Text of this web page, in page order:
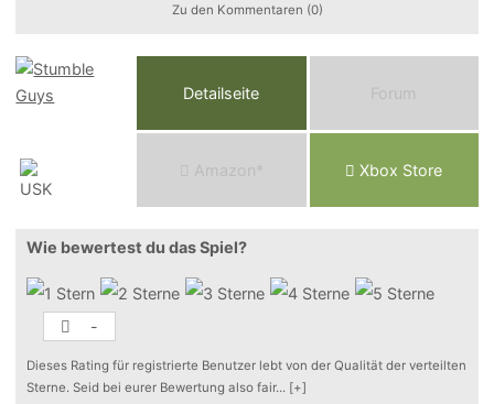
Zu den Kommentaren (0)
Detailseite Forum
Ama o n* Xbox Store
Wie bewertest du das Spiel?
-
Dieses Rating für registrierte Benutzer lebt von der Qualität der verteilten
Sterne. Seid bei eurer Bewertung also fair... [+]